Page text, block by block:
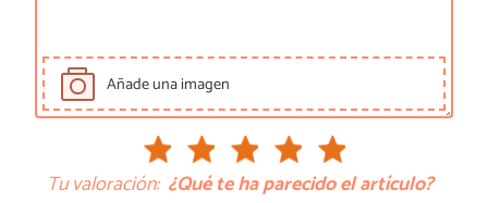
Añade una imagen
Tu valoración: ¿Qué te ha parecido el artículo?